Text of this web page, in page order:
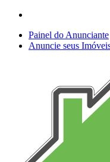
Painel do Anunciante
Anuncie seus